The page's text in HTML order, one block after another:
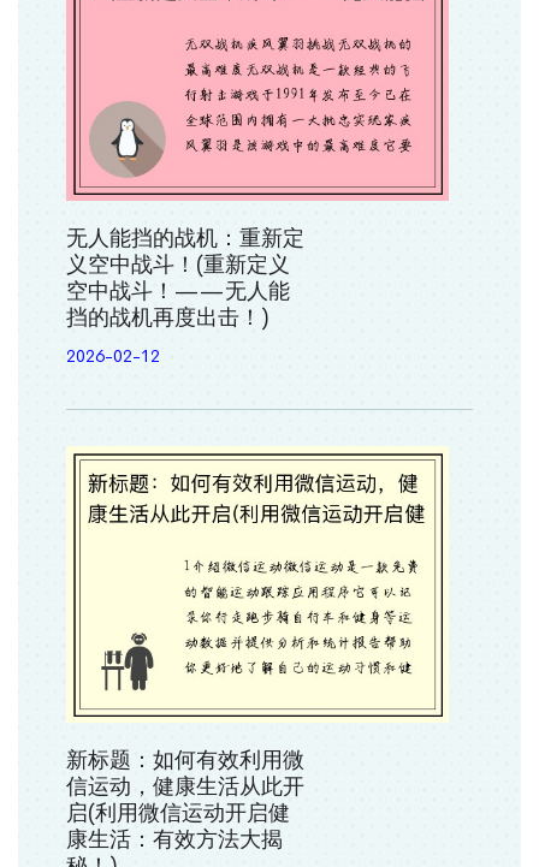
无人能挡的战机：重新定
义空中战斗！(重新定义
空中战斗！——无人能
挡的战机再度出击！)
2026-02-12
新标题：如何有效利用微
信运动，健康生活从此开
启(利用微信运动开启健
康生活：有效方法大揭